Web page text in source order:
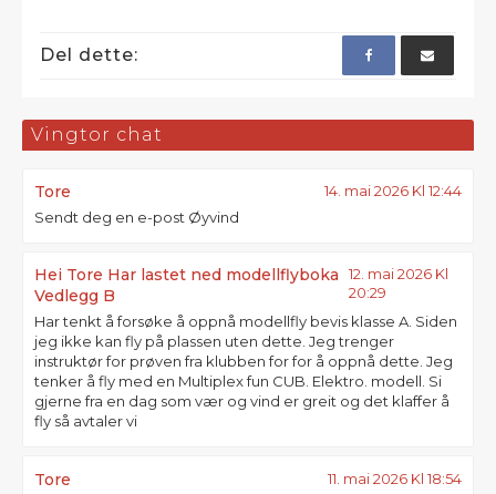
Del dette:
Vingtor chat
Tore 14. mai 2026 Kl 12:44
Sendt deg en e-post Øyvind
Hei Tore Har lastet ned modellflyboka
Vedlegg B
12. mai 2026 Kl
20:29
Har tenkt å forsøke å oppnå modellfly bevis klasse A. Siden
jeg ikke kan fly på plassen uten dette. Jeg trenger
instruktør for prøven fra klubben for for å oppnå dette. Jeg
tenker å fly med en Multiplex fun CUB. Elektro. modell. Si
gjerne fra en dag som vær og vind er greit og det klaffer å
fly så avtaler vi
Tore 11. mai 2026 Kl 18:54